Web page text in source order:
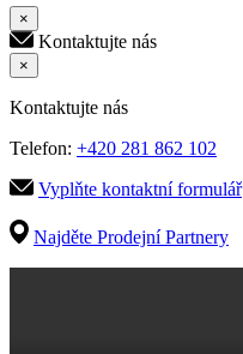
×
Kontaktujte nás
×
Kontaktujte nás
Telefon: +420 281 862 102
Vyplňte kontaktní formulář
Najděte Prodejní Partnery